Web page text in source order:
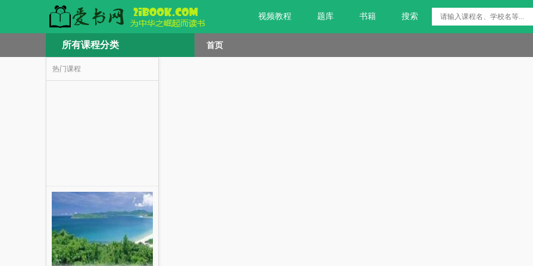
视频教程 题库 书籍 搜索
所有课程分类 首页
热门课程